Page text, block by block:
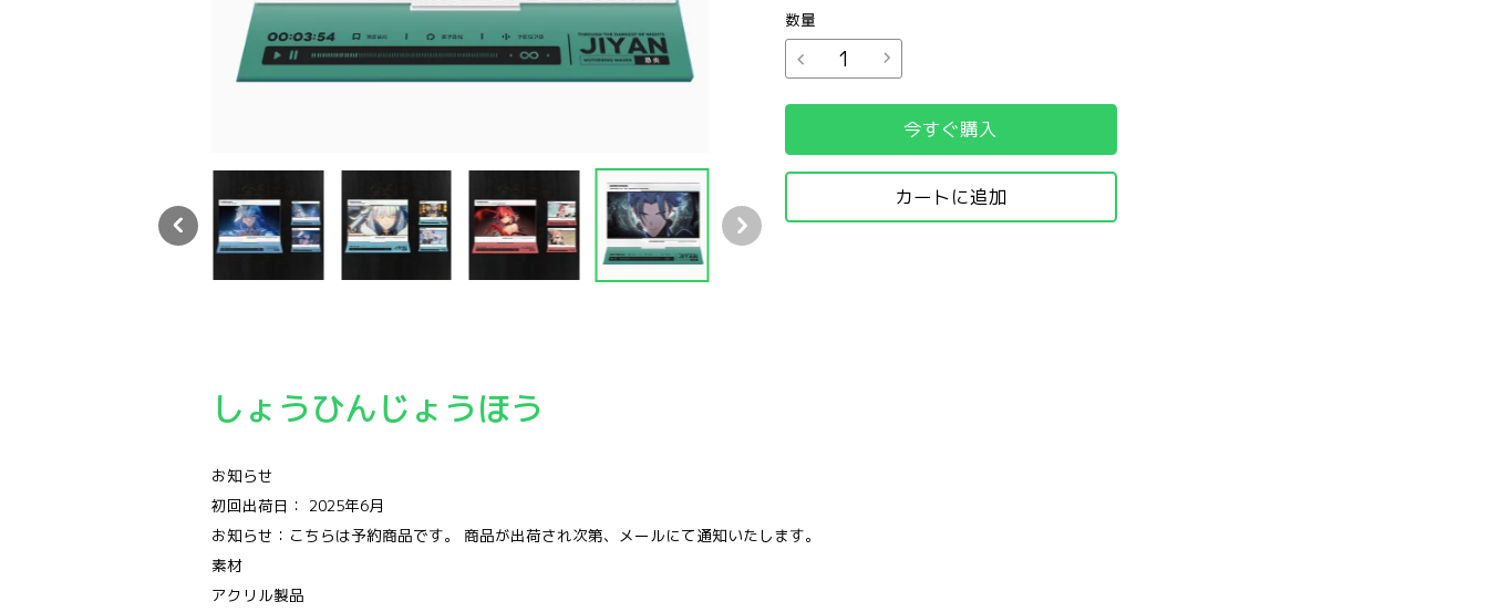
数量
今すぐ購入
カートに追加
しょうひんじょうほう
お知らせ
初回出荷日： 2025年6月
お知らせ：こちらは予約商品です。 商品が出荷され次第、メールにて通知いたします。
素材
アクリル製品